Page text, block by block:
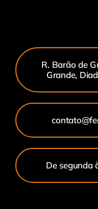
R. Barão de
Grande,
De segunda